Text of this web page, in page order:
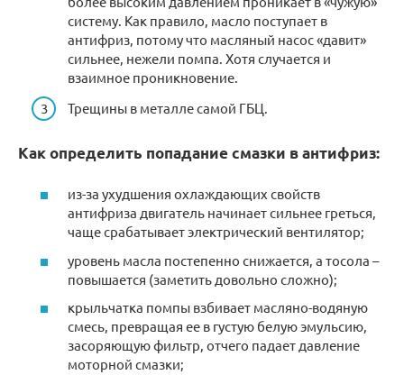
систему. Как правило, масло поступает в
антифриз, потому что масляный насос «давит»
сильнее, нежели помпа. Хотя случается и
взаимное проникновение.
Трещины в металле самой ГБЦ.
Как определить попадание смазки в антифриз:
из-за ухудшения охлаждающих свойств
антифриза двигатель начинает сильнее греться,
чаще срабатывает электрический вентилятор;
уровень масла постепенно снижается, а тосола –
повышается (заметить довольно сложно);
крыльчатка помпы взбивает масляно-водяную
смесь, превращая ее в густую белую эмульсию,
засоряющую фильтр, отчего падает давление
моторной смазки;